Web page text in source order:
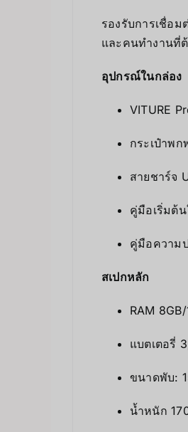
รองรับการเชื่อ
และคนทำงานที่
อุปกรณ์ในกล่อง
VITURE
กระเป๋าพก
สายชาร์จ
คู่มือเริ่มต้
คู่มือความ
สเปกหลัก
RAM
แบตเตอรี่
ขนาดพับ:
น้ำหนัก